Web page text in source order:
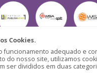
Cookies.
funcionamento adequado e
do nosso site, utilizamos
ser divididos em duas
Segurança